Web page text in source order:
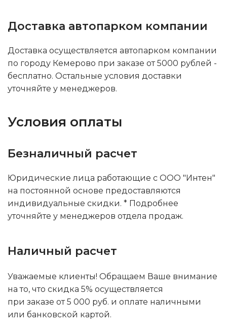
Доставка автопарком компании
Доставка осуществляется автопарком компании
по городу Кемерово при заказе от 5000 рублей -
бесплатно. Остальные условия доставки
уточняйте у менеджеров.
Условия оплаты
Безналичный расчет
Юридические лица работающие с ООО "Интен"
на постоянной основе предоставляются
индивидуальные скидки. * Подробнее
уточняйте у менеджеров отдела продаж.
Наличный расчет
Уважаемые клиенты! Обращаем Ваше внимание
на то, что скидка 5% осуществляется
при заказе от 5 000 руб. и оплате наличными
или банковской картой.